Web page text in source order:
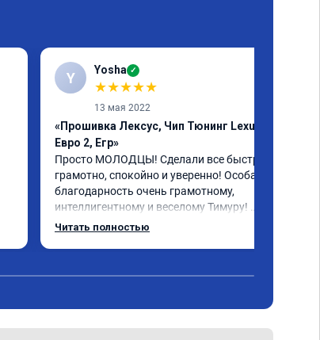
Y Yosha ✓
★★★★★
13 мая 2022
«Прошивка Лексус, Чип Тюнинг Lexus,
Евро 2, Егр»
Просто МОЛОДЦЫ! Сделали все быстро,
грамотно, спокойно и уверенно! Особая
благодарность очень грамотному,
интеллигентному и веселому Тимуру!
Ребята профессионалы! Lexus GX-460
Читать полностью